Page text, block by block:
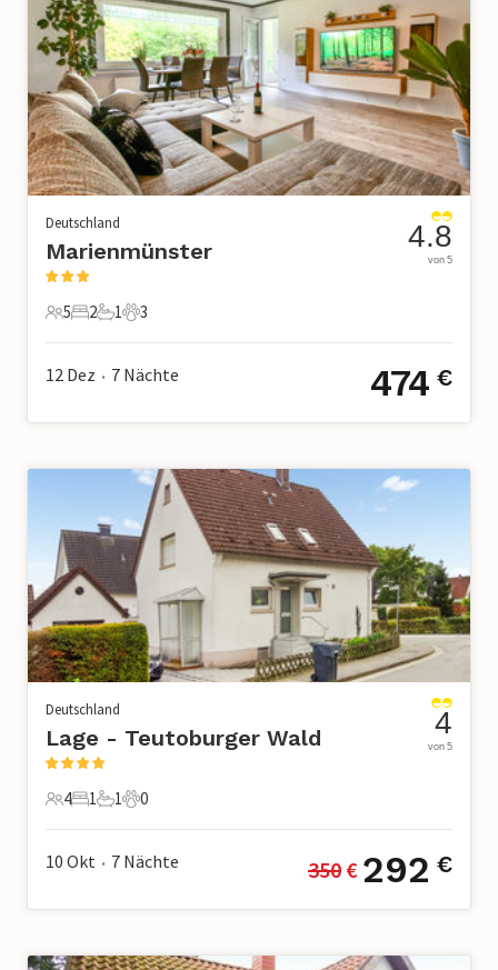
Deutschland
Marienmünster
5 Gäste
5
2 Schlafzimmer
2
1 Badezimmer
1
3 Haustiere
3
4.8
von 5
12 Dez • 7 Nächte 474 €
Deutschland
Lage - Teutoburger Wald
4 Gäste
4
1 Schlafzimmer
1
1 Badezimmer
1
0 Haustiere
0
4
von 5
10 Okt • 7 Nächte 350 € 292 €